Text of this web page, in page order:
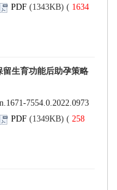
1634
258